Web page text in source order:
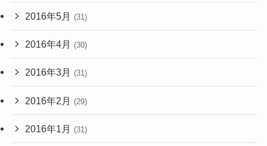
2016年5月 (31)
2016年4月 (30)
2016年3月 (31)
2016年2月 (29)
2016年1月 (31)